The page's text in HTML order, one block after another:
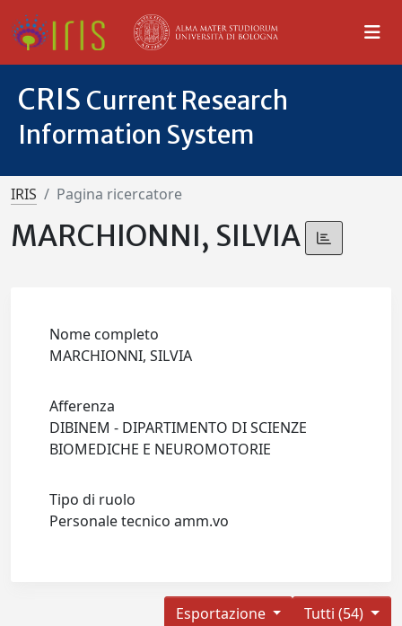
CRIS Current Research
Information System
IRIS Pagina ricercatore
MARCHIONNI, SILVIA
Nome completo
MARCHIONNI, SILVIA
Afferenza
DIBINEM - DIPARTIMENTO DI SCIENZE
BIOMEDICHE E NEUROMOTORIE
Tipo di ruolo
Personale tecnico amm.vo
Tutti (54)
Esportazione